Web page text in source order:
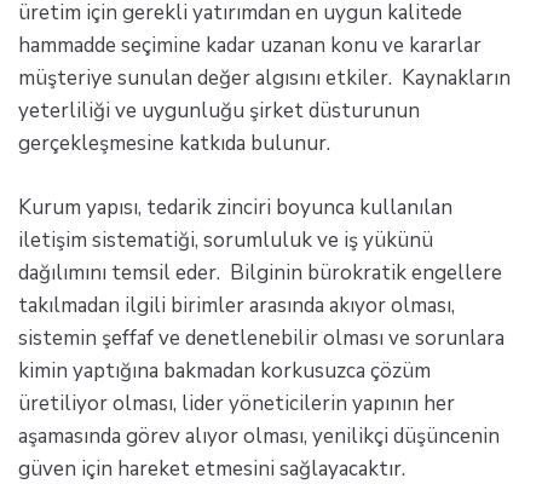
üretim için gerekli yatırımdan en uygun kalitede
hammadde seçimine kadar uzanan konu ve kararlar
müşteriye sunulan değer algısını etkiler. Kaynakların
yeterliliği ve uygunluğu şirket düsturunun
gerçekleşmesine katkıda bulunur.
Kurum yapısı, tedarik zinciri boyunca kullanılan
iletişim sistematiği, sorumluluk ve iş yükünü
dağılımını temsil eder. Bilginin bürokratik engellere
takılmadan ilgili birimler arasında akıyor olması,
sistemin şeffaf ve denetlenebilir olması ve sorunlara
kimin yaptığına bakmadan korkusuzca çözüm
üretiliyor olması, lider yöneticilerin yapının her
aşamasında görev alıyor olması, yenilikçi düşüncenin
güven için hareket etmesini sağlayacaktır.